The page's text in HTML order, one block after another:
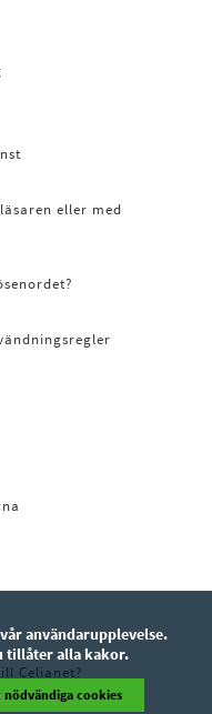
eller med
Celianet?
Pratsam
användarupplevelse.
tillåter alla kakor.
nödvändiga cookies